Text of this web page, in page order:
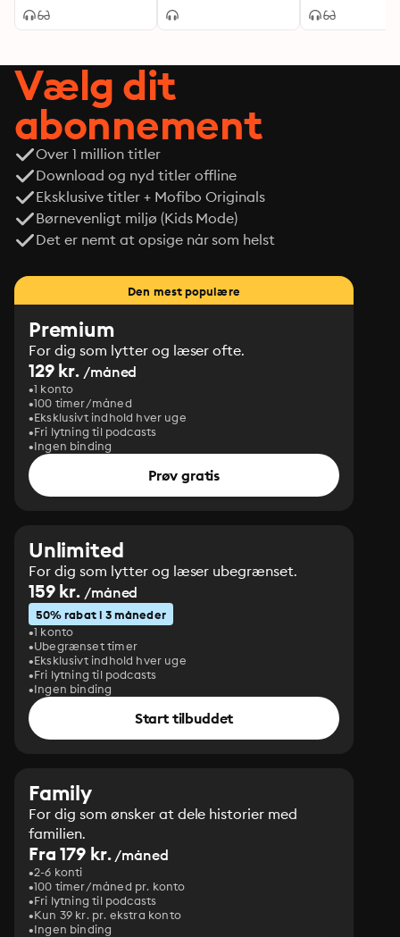
Vælg dit
abonnement
Over 1 million titler
Download og nyd titler offline
Eksklusive titler + Mofibo Originals
Børnevenligt miljø (Kids Mode)
Det er nemt at opsige når som helst
Den mest populære
Premium
For dig som lytter og læser ofte.
129 kr. /måned
1 konto
100 timer/måned
Eksklusivt indhold hver uge
Fri lytning til podcasts
Ingen binding
Prøv gratis
Unlimited
For dig som lytter og læser ubegrænset.
159 kr. /måned
50% rabat i 3 måneder
1 konto
Ubegrænset timer
Eksklusivt indhold hver uge
Fri lytning til podcasts
Ingen binding
Start tilbuddet
Family
For dig som ønsker at dele historier med
familien.
Fra 179 kr./måned
2-6 konti
100 timer/måned pr. konto
Fri lytning til podcasts
Kun 39 kr. pr. ekstra konto
Ingen binding